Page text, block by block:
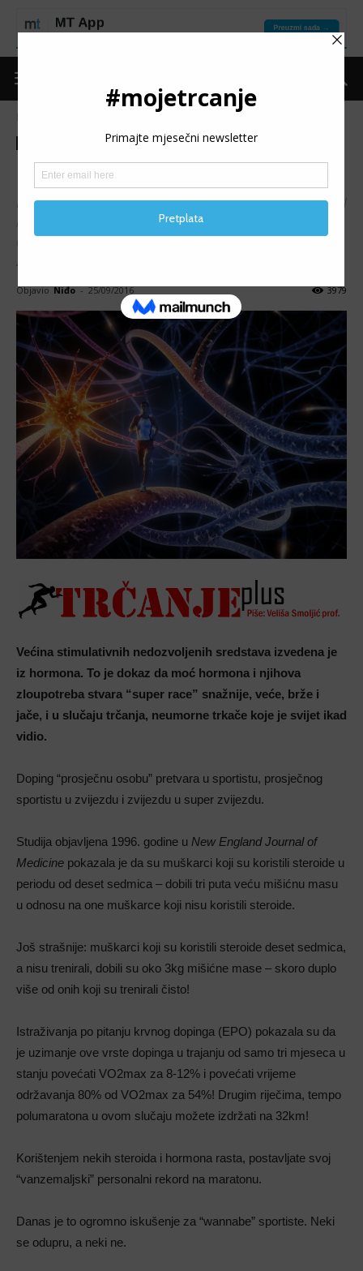
Trening
Budi ponosan, budi čist!
Postalo je skoro nemoguće pogledati neki sportski TV kanal
ili čitati inače o sportu bez saznanja da je neki sportista
optužen ili da je pod istragom ili pod zabranom nastupa
zbog korištenja nedozvoljenih sredstava tj. dopinga.
Objavio Niđo - 25/09/2016 3979
Većina stimulativnih nedozvoljenih sredstava izvedena je
iz hormona. To je dokaz da moć hormona i njihova
zloupotreba stvara “super race” snažnije, veće, brže i
jače, i u slučaju trčanja, neumorne trkače koje je svijet ikad
vidio.
Doping “prosječnu osobu” pretvara u sportistu, prosječnog
sportistu u zvijezdu i zvijezdu u super zvijezdu.
Studija objavljena 1996. godine u New England Journal of
Medicine pokazala je da su muškarci koji su koristili steroide u
periodu od deset sedmica – dobili tri puta veću mišićnu masu
u odnosu na one muškarce koji nisu koristili steroide.
Još strašnije: muškarci koji su koristili steroide deset sedmica,
a nisu trenirali, dobili su oko 3kg mišićne mase – skoro duplo
više od onih koji su trenirali čisto!
Istraživanja po pitanju krvnog dopinga (EPO) pokazala su da
je uzimanje ove vrste dopinga u trajanju od samo tri mjeseca u
stanju povećati VO2max za 8-12% i povećati vrijeme
održavanja 80% od VO2max za 54%! Drugim riječima, tempo
polumaratona u ovom slučaju možete izdržati na 32km!
Korištenjem nekih steroida i hormona rasta, postavljate svoj
“vanzemaljski” personalni rekord na maratonu.
Danas je to ogromno iskušenje za “wannabe” sportiste. Neki
se odupru, a neki ne.